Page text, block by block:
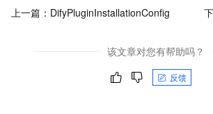
上一篇： DifyPluginInstallationConfig
该文章对您有帮助吗？
反馈